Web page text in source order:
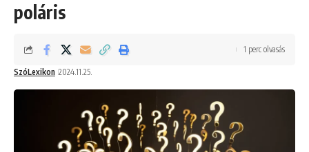
poláris
SzóLexikon 2024.11.25.
1 perc olvasás